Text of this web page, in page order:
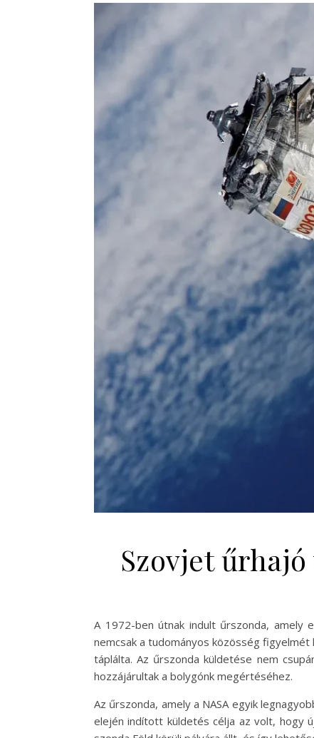
Szovjet
A 1972-ben útnak indult űrszonda,
nemcsak a tudományos közösség
táplálta. Az űrszonda küldetése nem
hozzájárultak a bolygónk megértéséhez.
Az űrszonda, amely a NASA egyik
elején indított küldetés célja az volt, hogy